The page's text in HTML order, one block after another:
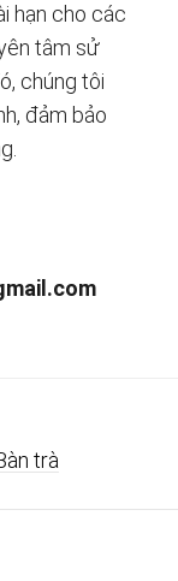
hạn cho các
tâm sử
chúng tôi
đảm bảo
trà